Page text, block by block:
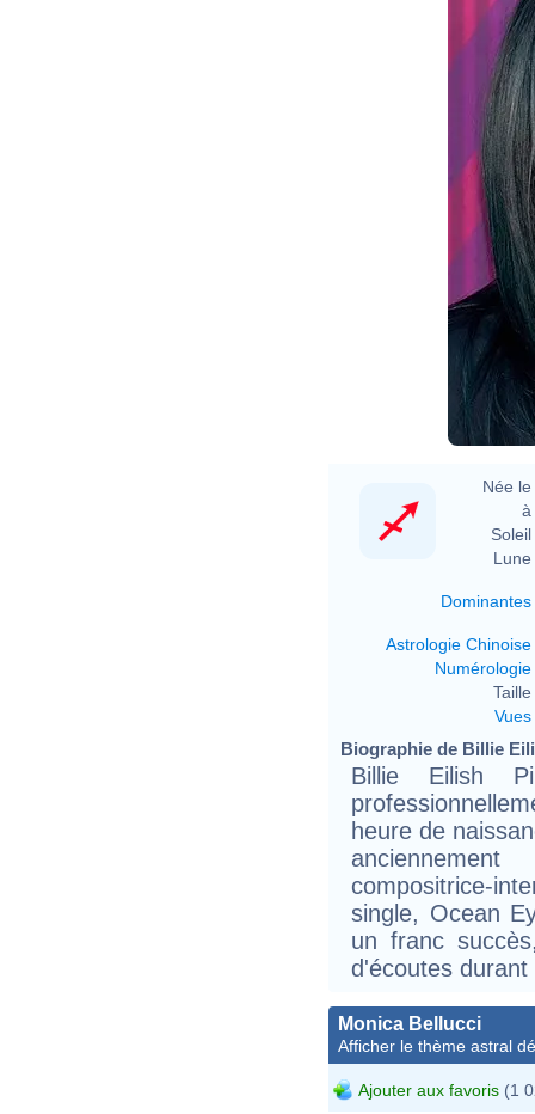
Née le
à
Soleil
Lune
Dominantes
Astrologie Chinoise
Numérologie
Taille
Vues
Biographie de Billie
Billie Eilish
heure de
compositrice-
single, Ocean
un franc
d'écoutes
Monica Bellucci
Afficher le thème astral
Ajouter aux favoris (1